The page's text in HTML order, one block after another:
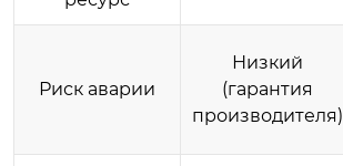
Риск аварии
Низкий
(гарантия
производителя)